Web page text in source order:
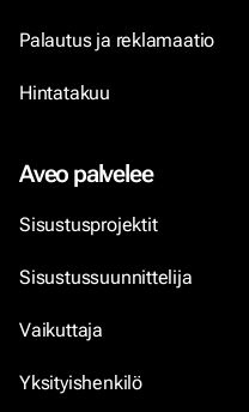
Palautus ja reklamaatio
Hintatakuu
Aveo palvelee
Sisustusprojektit
Sisustussuunnittelija
Vaikuttaja
Yksityishenkilö